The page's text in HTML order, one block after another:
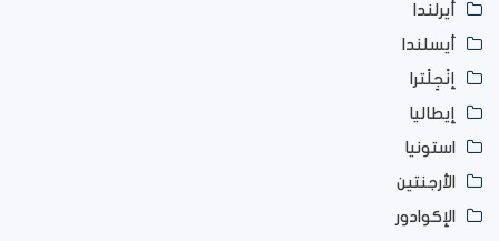
أيرلندا
أيسلندا
إنْجِلْترا
إيطاليا
استونيا
الأرجنتين
الإكوادور